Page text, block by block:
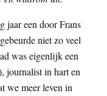
jaar een door Frans
niet zo veel
was eigenlijk een
journalist in hart en
we meer leven in